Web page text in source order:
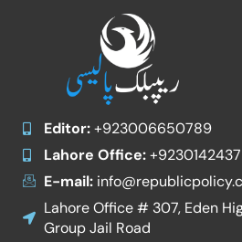
Editor:+923006650789
Lahore Office:
E-mail:
Lahore Office # 307, Eden
Group Jail Road